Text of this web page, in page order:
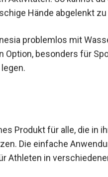
erlaubt das Elliot St
Hände
problemlos mit
Produkt für alle, die in